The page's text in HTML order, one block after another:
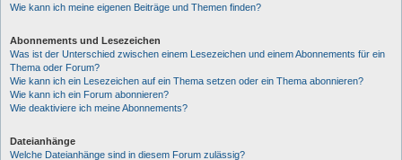
Wie kann ich meine eigenen Beiträge und Themen finden?
Abonnements und Lesezeichen
Was ist der Unterschied zwischen einem Lesezeichen und einem Abonnements für ein
Thema oder Forum?
Wie kann ich ein Lesezeichen auf ein Thema setzen oder ein Thema abonnieren?
Wie kann ich ein Forum abonnieren?
Wie deaktiviere ich meine Abonnements?
Dateianhänge
Welche Dateianhänge sind in diesem Forum zulässig?